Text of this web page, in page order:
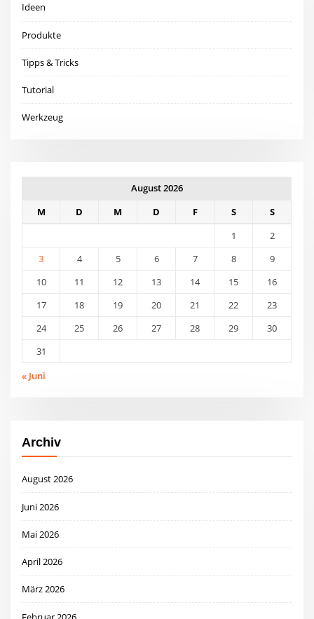
Ideen
Produkte
Tipps & Tricks
Tutorial
Werkzeug
August 2026
M
D M D F S
S
1
2
3
4 5 6 7 8
9
10
11 12 13 14 15
16
17
18 19 20 21 22
23
24
25 26 27 28 29
30
31
« Juni
Archiv
August 2026
Juni 2026
Mai 2026
April 2026
März 2026